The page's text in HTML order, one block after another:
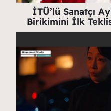
İTÜ’lü Sanatçı
Birikimini İlk